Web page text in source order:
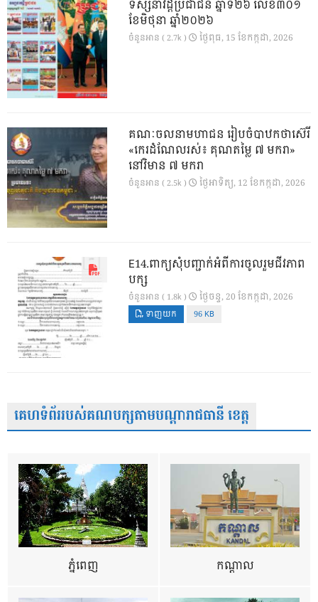
ទស្សនាវដ្ដីប្រជាជន ឆ្នាំទី២៦ លេខ៣០១
ខែមិថុនា ឆ្នាំ២០២៦
ចំនួនអាន ( 2.7k ) ថ្ងៃ​ពុធ, 15 ខែ​កក្កដា, 2026
គណៈចលនាមហាជន រៀបចំបាឋកថាស៊េរី
«កេរដំណែលរស់៖ គុណតម្លៃ ៧ មករា»
នៅវិមាន ៧ មករា
ចំនួនអាន ( 2.5k ) ថ្ងៃ​អាទិត្យ, 12 ខែ​កក្កដា, 2026
E14.ពាក្យសុំបញ្ជាក់អំពីការចូលរួមជីវភាព
បក្ស
ចំនួនអាន ( 1.8k ) ថ្ងៃ​ចន្ទ, 20 ខែ​កក្កដា, 2026
ទាញយក 96 KB
គេហទំព័ររបស់គណបក្សតាមបណ្តារាជធានី ខេត្ត
ភ្នំពេញ កណ្តាល